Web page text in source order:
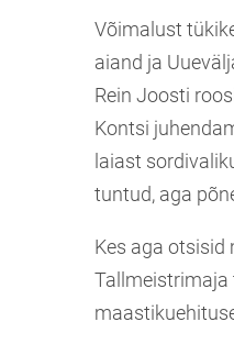
Võimalust
aiand ja
Rein Joosti
Kontsi
laiast
tuntud, aga
Kes aga otsisid
Tallmeistrimaja